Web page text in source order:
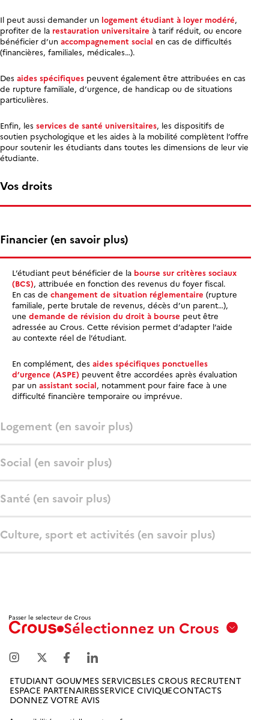
Il peut aussi demander un logement étudiant à loyer modéré,
profiter de la restauration universitaire à tarif réduit, ou encore
bénéficier d’un accompagnement social en cas de difficultés
(financières, familiales, médicales…).
Des aides spécifiques peuvent également être attribuées en cas
de rupture familiale, d’urgence, de handicap ou de situations
particulières.
Enfin, les services de santé universitaires, les dispositifs de
soutien psychologique et les aides à la mobilité complètent l’offre
pour soutenir les étudiants dans toutes les dimensions de leur vie
étudiante.
Vos droits
Financier (en savoir plus)
L’étudiant peut bénéficier de la bourse sur critères sociaux
(BCS), attribuée en fonction des revenus du foyer fiscal.
En cas de changement de situation réglementaire (rupture
familiale, perte brutale de revenus, décès d’un parent…),
une demande de révision du droit à bourse peut être
adressée au Crous. Cette révision permet d’adapter l’aide
au contexte réel de l’étudiant.
En complément, des aides spécifiques ponctuelles
d’urgence (ASPE) peuvent être accordées après évaluation
par un assistant social, notamment pour faire face à une
difficulté financière temporaire ou imprévue.
Logement (en savoir plus)
Social (en savoir plus)
Santé (en savoir plus)
Culture, sport et activités (en savoir plus)
Passer le selecteur de CrousSélectionnez un Crous
Marseille
Amiens
ETUDIANT GOUVMES SERVICESLES CROUS RECRUTENT
ESPACE PARTENAIRESSERVICE CIVIQUECONTACTS
DONNEZ VOTRE AVIS